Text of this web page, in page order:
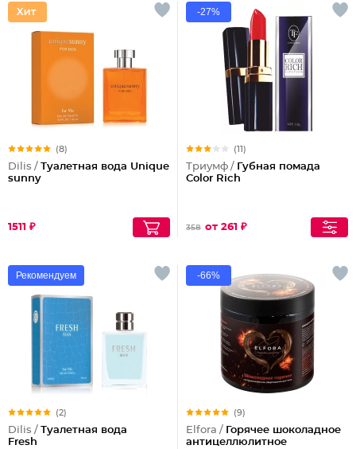
(8)
Dilis / Туалетная вода Unique
sunny
1511 ₽
-27%
(11)
Триумф / Губная помада
Color Rich
358 от 261 ₽
Рекомендуем
(2)
Dilis / Туалетная вода
Fresh
-66%
(9)
Elfora / Горячее шоколадное
антицеллюлитное